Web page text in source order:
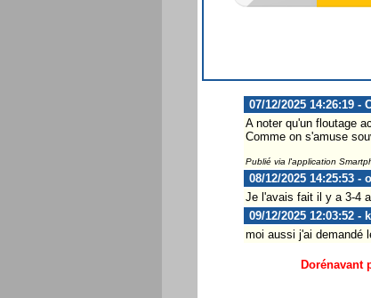
07/12/2025 14:26:19 -
A noter qu'un floutage
Comme on s'amuse
Publié via l'application
08/12/2025 14:25:53 -
Je l'avais fait il y a 3-4
09/12/2025 12:03:52 -
moi aussi j'ai demandé
Dorénavant